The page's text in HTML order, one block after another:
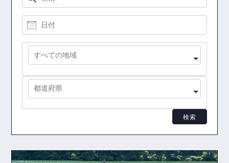
日付
地域
都道府県
検索